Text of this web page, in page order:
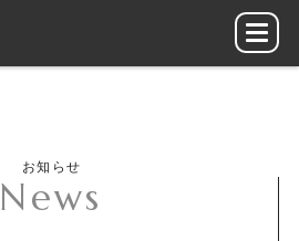
お知らせ
News